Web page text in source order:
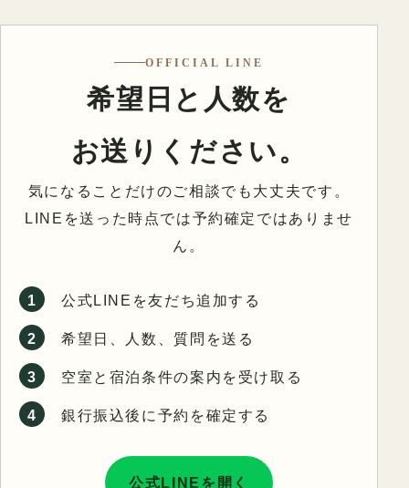
OFFICIAL LINE
希望日と人数を
お送りください。
気になることだけのご相談でも大丈夫です。
LINEを送った時点では予約確定ではありませ
ん。
1 公式LINEを友だち追加する
2 希望日、人数、質問を送る
3 空室と宿泊条件の案内を受け取る
4 銀行振込後に予約を確定する
公式LINEを開く